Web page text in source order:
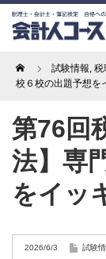
Home 試験情報, 税
校６校の出題予想を
第76回
法】専
をイッ
2026/6/3 試験